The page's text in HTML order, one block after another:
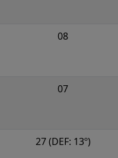
08
07
27 (DEF: 13º)